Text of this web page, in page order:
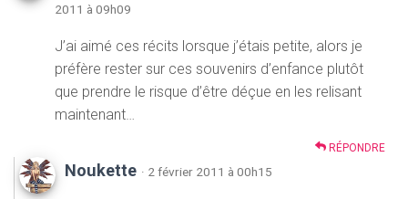
2011 à 09h09
J’ai aimé ces récits lorsque j’étais petite, alors je
préfère rester sur ces souvenirs d’enfance plutôt
que prendre le risque d’être déçue en les relisant
maintenant…
RÉPONDRE
Noukette · 2 février 2011 à 00h15